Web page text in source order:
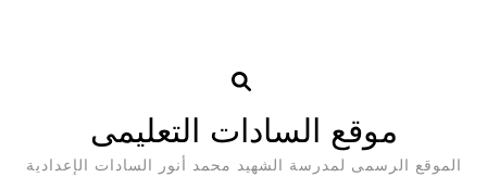
موقع السادات التعليمى
الموقع الرسمى لمدرسة الشهيد محمد أنور السادات الإعدادية